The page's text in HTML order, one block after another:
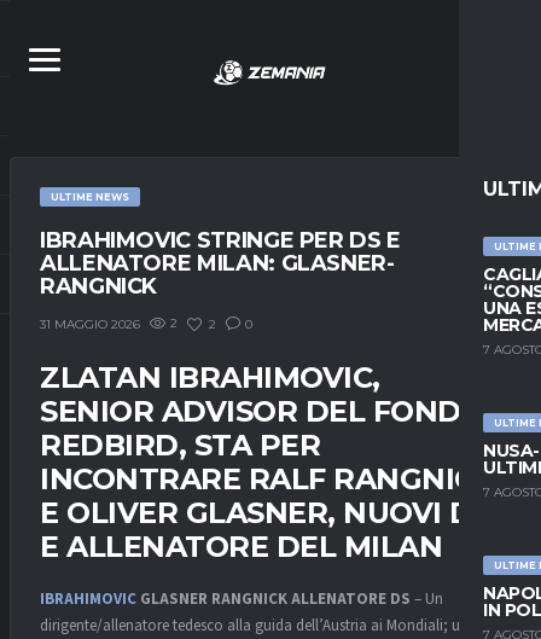
ULTIME
UNA
7
ULTIME
7
ULTIME
IN
7
ULTIME NEWS
IBRAHIMOVIC STRINGE PER DS E
ALLENATORE MILAN: GLASNER-
RANGNICK
31 MAGGIO 2026 2 2 0
ZLATAN IBRAHIMOVIC,
SENIOR ADVISOR DEL FONDO
REDBIRD, STA PER
INCONTRARE RALF RANGNICK
E OLIVER GLASNER, NUOVI DS
E ALLENATORE DEL MILAN
IBRAHIMOVIC GLASNER RANGNICKALLENATORE DS – Un
dirigente/allenatore tedesco alla guida dell’Austria ai Mondiali; un